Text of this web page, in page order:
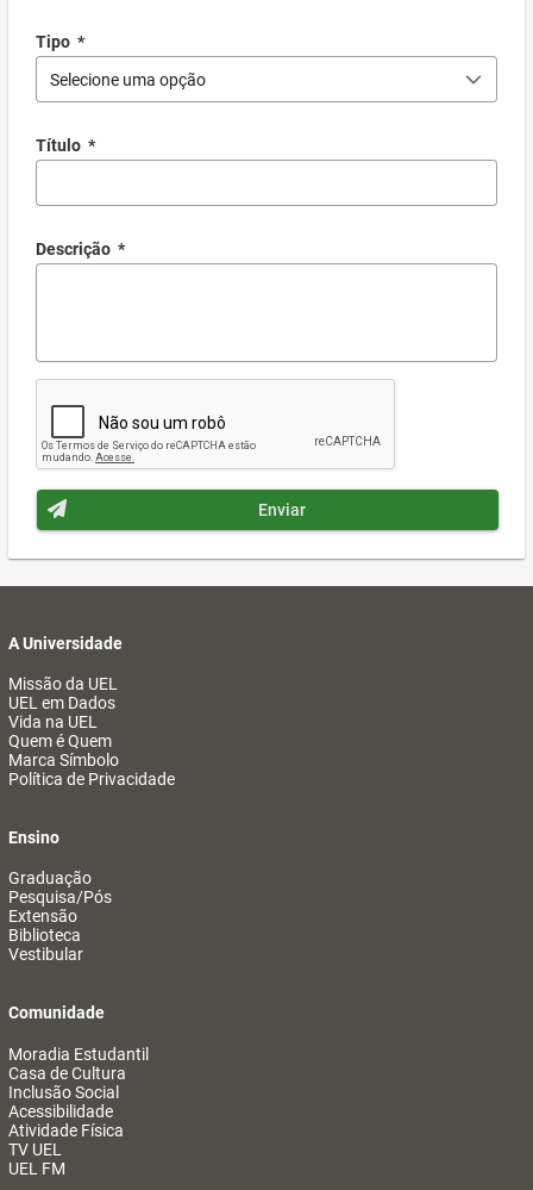
Tipo *
Selecione uma opção
Título *
Descrição *
Enviar
A Universidade
Missão da UEL
UEL em Dados
Vida na UEL
Quem é Quem
Marca Símbolo
Política de Privacidade
Ensino
Graduação
Pesquisa/Pós
Extensão
Biblioteca
Vestibular
Comunidade
Moradia Estudantil
Casa de Cultura
Inclusão Social
Acessibilidade
Atividade Física
TV UEL
UEL FM